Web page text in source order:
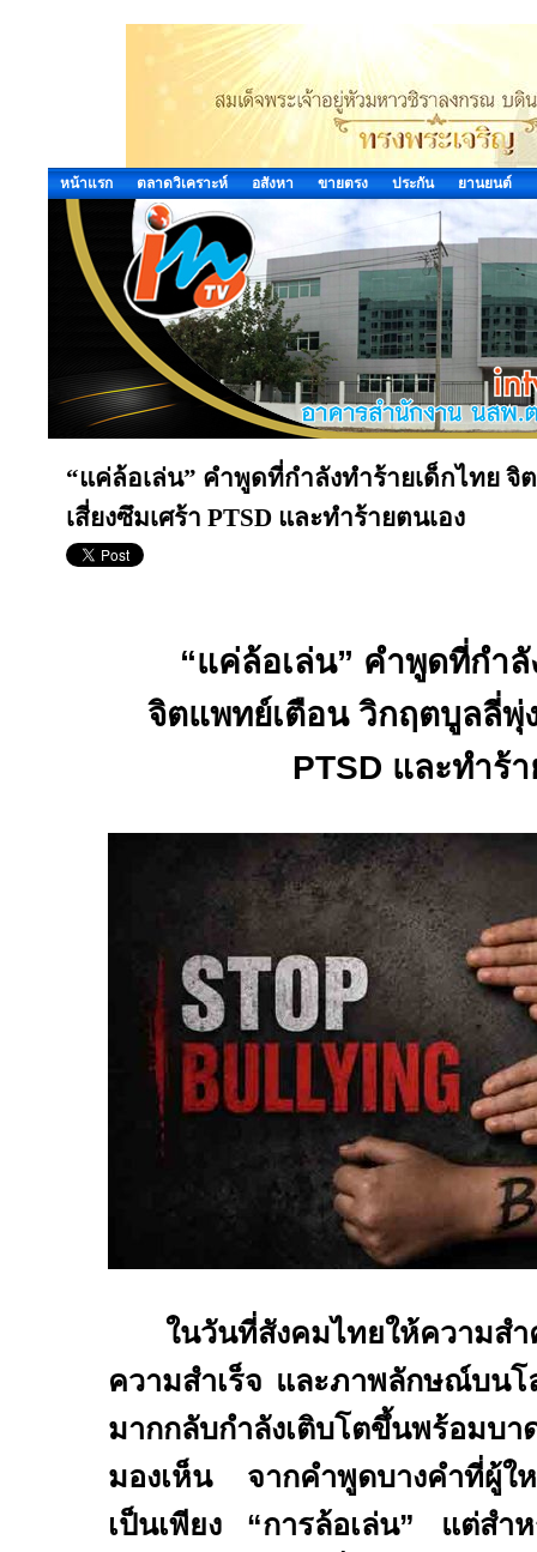
หน้าแรก ตลาดวิเคราะห์ อสังหา ขายตรง ประกัน ยานยนต์
“แค่ล้อเล่น” คำพูดที่กำลังทำร้ายเด็กไทย จิ
เสี่ยงซึมเศร้า PTSD และทำร้ายตนเอง
“แค่ล้อเล่น” คำพูดที่กำลั
จิตแพทย์เตือน วิกฤตบูลลี่พุ่
PTSD และทำร้
ในวันที่สังคมไทยให้ความส
ความสำเร็จ และภาพลักษณ์บนโ
มากกลับกำลังเติบโตขึ้นพร้อมบา
มองเห็น จากคำพูดบางคำที่ผู้ใ
เป็นเพียง “การล้อเล่น” แต่สำ